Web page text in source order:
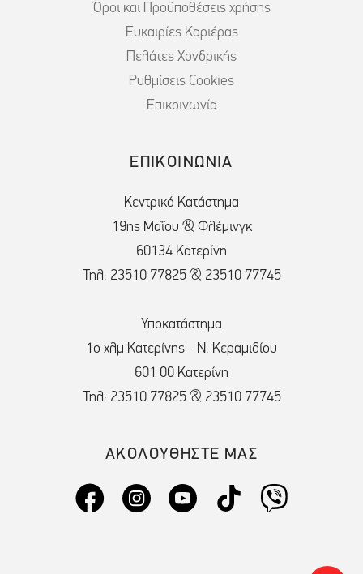
Όροι και Προϋποθέσεις χρήσης
Ευκαιρίες Καριέρας
Πελάτες Χονδρικής
Ρυθμίσεις Cookies
Επικοινωνία
ΕΠΙΚΟΙΝΩΝΙΑ
Κεντρικό Κατάστημα
19ης Μαΐου & Φλέμινγκ
60134 Κατερίνη
Τηλ: 23510 77825 & 23510 77745
Υποκατάστημα
1ο χλμ Κατερίνης - Ν. Κεραμιδίου
601 00 Κατερίνη
Τηλ: 23510 77825 & 23510 77745
ΑΚΟΛΟΥΘΗΣΤΕ ΜΑΣ